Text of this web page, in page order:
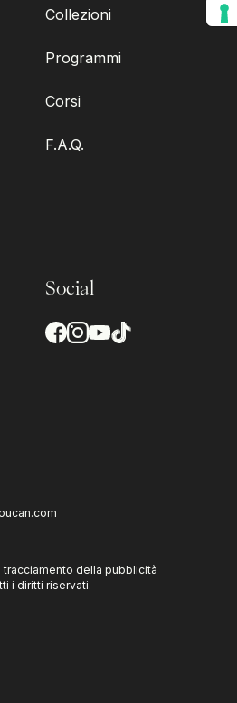
Collezioni
Programmi
Corsi
F.A.Q.
Social
della pubblicità
i diritti riservati.